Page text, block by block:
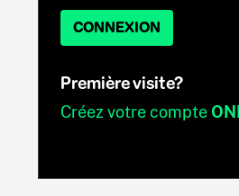
CONNEXION
Première visite?
Créez votre compte